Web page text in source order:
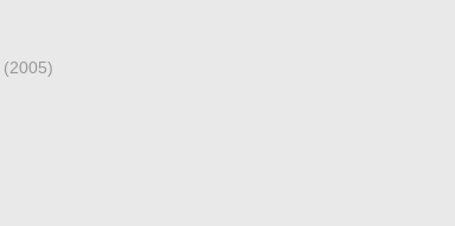
(2005)